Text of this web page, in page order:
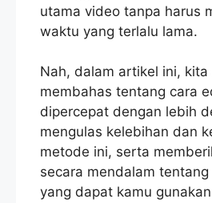
utama video tanpa harus
waktu yang terlalu lama.
Nah, dalam artikel ini, kita
membahas tentang cara
dipercepat dengan lebih
mengulas kelebihan dan
metode ini, serta
secara mendalam
yang dapat kamu